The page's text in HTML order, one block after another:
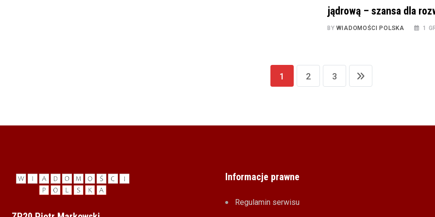
jądrową – szansa dla
BYWIADOMOŚCI POLSKA 1
1 2 3
Informacje prawne
Regulamin serwisu